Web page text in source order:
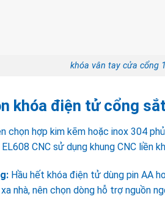
khóa vân tay cửa cổng
khóa điện tử cổng
chọn hợp kim kẽm hoặc inox 304
CNC sử dụng khung CNC liền
Hầu hết khóa điện tử dùng pin AA
nhà, nên chọn dòng hỗ trợ nguồn